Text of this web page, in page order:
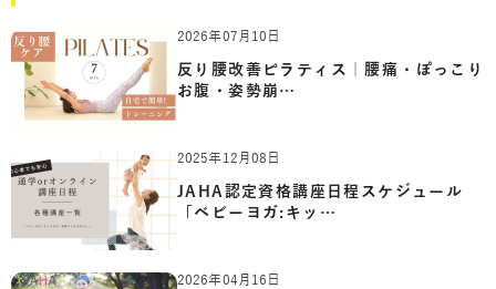
2026年07月10日
反り腰改善ピラティス｜腰痛・ぽっこり
お腹・姿勢崩…
2025年12月08日
JAHA認定資格講座日程スケジュール
「ベビーヨガ:キッ…
2026年04月16日